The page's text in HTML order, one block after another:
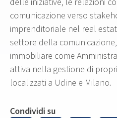
comunicazione verso
imprenditoriale nel real
settore della
immobiliare come
attiva nella gestione di
localizzati a Udine e Milano.
Condividi su